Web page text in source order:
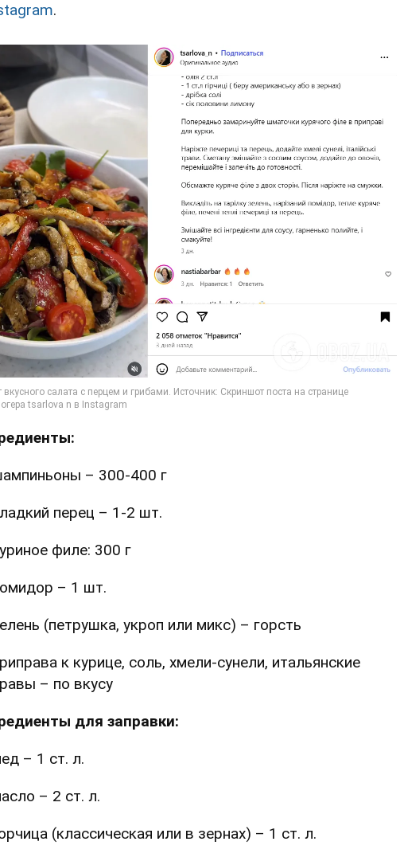
.
– 300-400 г
перец – 1-2 шт.
филе: 300 г
– 1 шт.
(петрушка, укроп или микс) – горсть
к курице, соль, хмели-сунели, итальянские
– по вкусу
для заправки:
– 1 ст. л.
– 2 ст. л.
(классическая или в зернах) – 1 ст. л.